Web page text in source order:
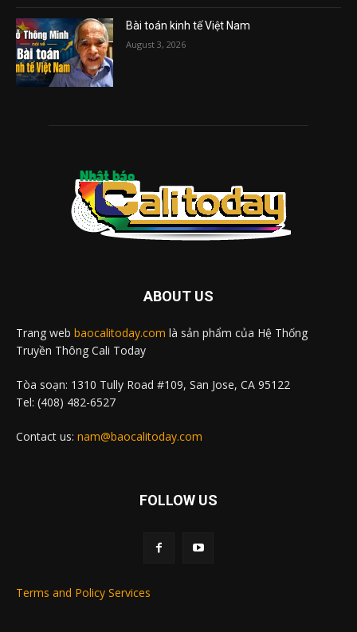
Bài toán kinh tế Việt Nam
August 3, 2026
ABOUT US
Trang web baocalitoday.com là sản phẩm của Hệ Thống
Truyền Thông Cali Today
Tòa soạn: 1310 Tully Road #109, San Jose, CA 95122
Tel: (408) 482-6527
Contact us: nam@baocalitoday.com
FOLLOW US
Terms and Policy Services